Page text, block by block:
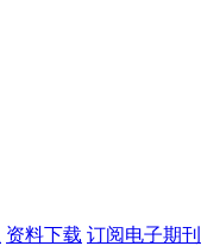
资料下载 订阅电子期刊